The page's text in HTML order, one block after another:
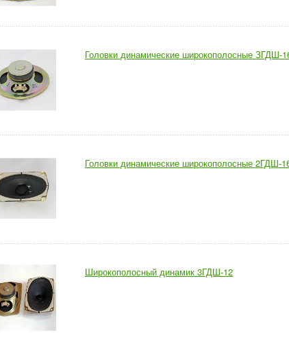
Головки динамические широкополосные ЗГДШ-
Головки динамические широкополосные 2ГДШ-
Широкополосный динамик 3ГДШ-12